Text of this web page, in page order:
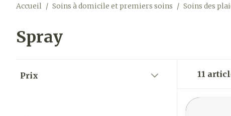
Accueil / Soins à domicile et premiers soins / Soins des
Spray
Prix
11